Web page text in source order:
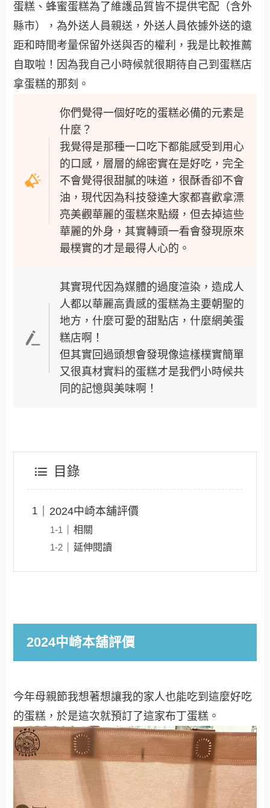
蛋糕、蜂蜜蛋糕為了維護品質皆不提供宅配（含外
縣市），為外送人員親送，外送人員依據外送的遠
距和時間考量保留外送與否的權利，我是比較推薦
自取啦！因為我自己小時候就很期待自己到蛋糕店
拿蛋糕的那刻。
你們覺得一個好吃的蛋糕必備的元素是
什麼？
我覺得是那種一口吃下都能感受到用心
的口感，層層的綿密實在是好吃，完全
不會覺得很甜膩的味道，很酥香卻不會
油，現代因為科技發達大家都喜歡拿漂
亮美觀華麗的蛋糕來點綴，但去掉這些
華麗的外身，其實轉頭一看會發現原來
最樸實的才是最得人心的。
其實現代因為媒體的過度渲染，造成人
人都以華麗高貴感的蛋糕為主要朝聖的
地方，什麼可愛的甜點店，什麼網美蛋
糕店啊！
但其實回過頭想會發現像這樣樸實簡單
又很真材實料的蛋糕才是我們小時候共
同的記憶與美味啊！
目錄
2024中崎本舖評價
相關
延伸閱讀
2024中崎本舖評價
今年母親節我想著想讓我的家人也能吃到這麼好吃
的蛋糕，於是這次就預訂了這家布丁蛋糕。